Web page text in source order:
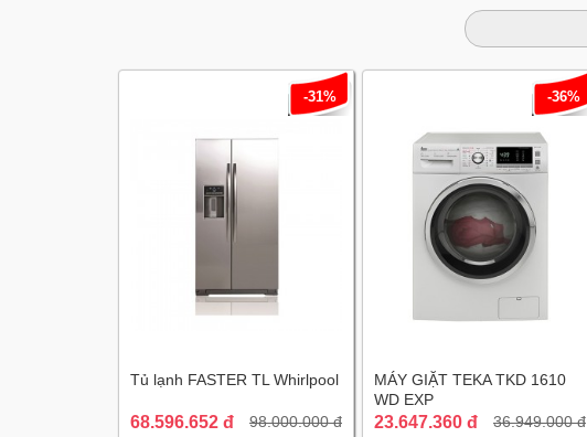
-31%
Tủ lạnh FASTER TL Whirlpool
68.596.652 đ 98.000.000 đ
-36%
MÁY GIẶT TEKA TKD 1610
WD EXP
23.647.360 đ 36.949.000 đ